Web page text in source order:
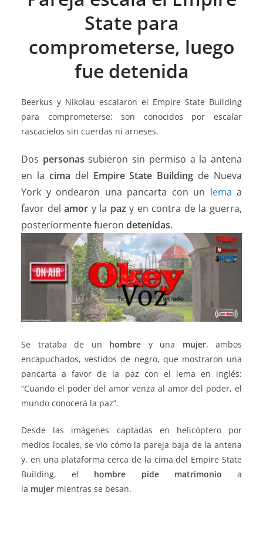
b
o
k
l s
A
p
p
y
Li
n
k
gr
a
m
State para
comprometerse, luego
fue detenida
Beerkus y Nikolau escalaron el Empire State Building
para comprometerse; son conocidos por escalar
rascacielos sin cuerdas ni arneses.
Dos personas subieron sin permiso a la antena
en la cima del Empire State Building de Nueva
York y ondearon una pancarta con un lema a
favor delamor y la paz y en contra de la guerra,
posteriormente fueron detenidas.
Se trataba de un hombre y una mujer, ambos
encapuchados, vestidos de negro, que mostraron una
pancarta a favor de la paz con el lema en inglés:
“Cuando el poder del amor venza al amor del poder, el
mundo conocerá la paz”.
Desde las imágenes captadas en helicóptero por
medios locales, se vio cómo la pareja baja de la antena
y, en una plataforma cerca de la cima del Empire State
Building, el hombre pide matrimonio a
la mujer mientras se besan.